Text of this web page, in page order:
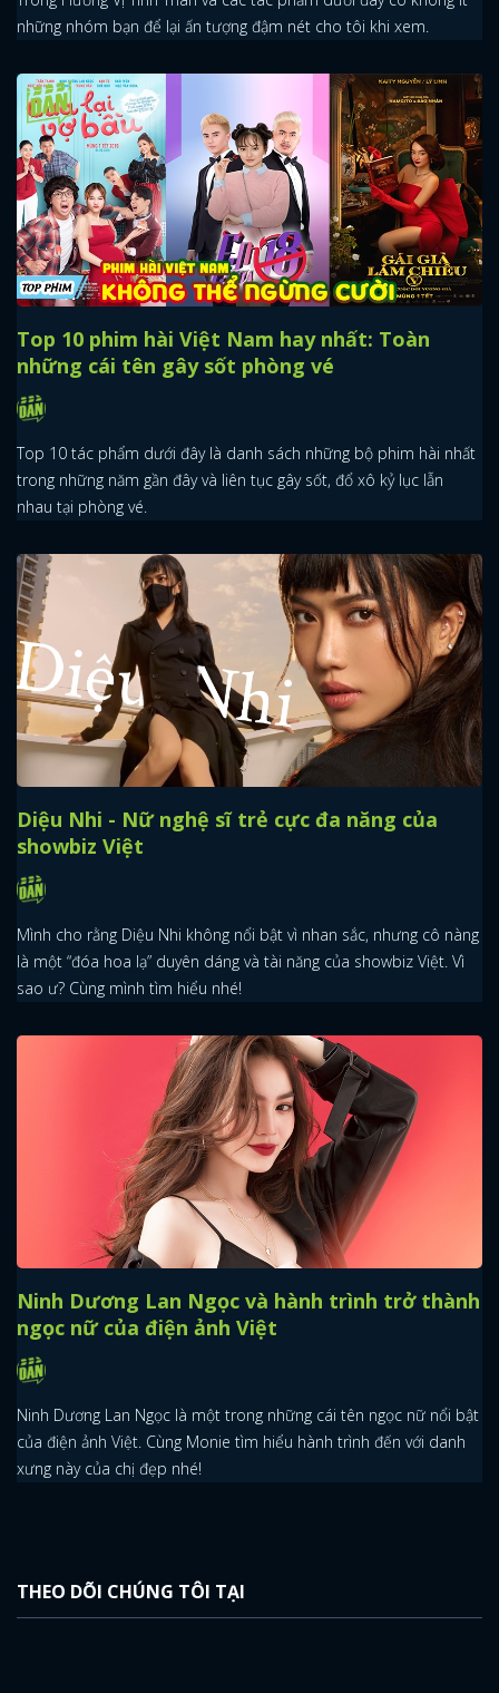
x
ĐĂNG NHẬP
những nhóm bạn để lại ấn tượng đậm nét cho tôi khi xem.
Top 10 phim hài Việt Nam hay nhất: Toàn
những cái tên gây sốt phòng vé
Top 10 tác phẩm dưới đây là danh sách những bộ phim hài nhất
trong những năm gần đây và liên tục gây sốt, đổ xô kỷ lục lẫn
nhau tại phòng vé.
Diệu Nhi - Nữ nghệ sĩ trẻ cực đa năng của
showbiz Việt
Mình cho rằng Diệu Nhi không nổi bật vì nhan sắc, nhưng cô nàng
là một “đóa hoa lạ” duyên dáng và tài năng của showbiz Việt. Vì
sao ư? Cùng mình tìm hiểu nhé!
Ninh Dương Lan Ngọc và hành trình trở thành
ngọc nữ của điện ảnh Việt
Ninh Dương Lan Ngọc là một trong những cái tên ngọc nữ nổi bật
của điện ảnh Việt. Cùng Monie tìm hiểu hành trình đến với danh
xưng này của chị đẹp nhé!
THEO DÕI CHÚNG TÔI TẠI